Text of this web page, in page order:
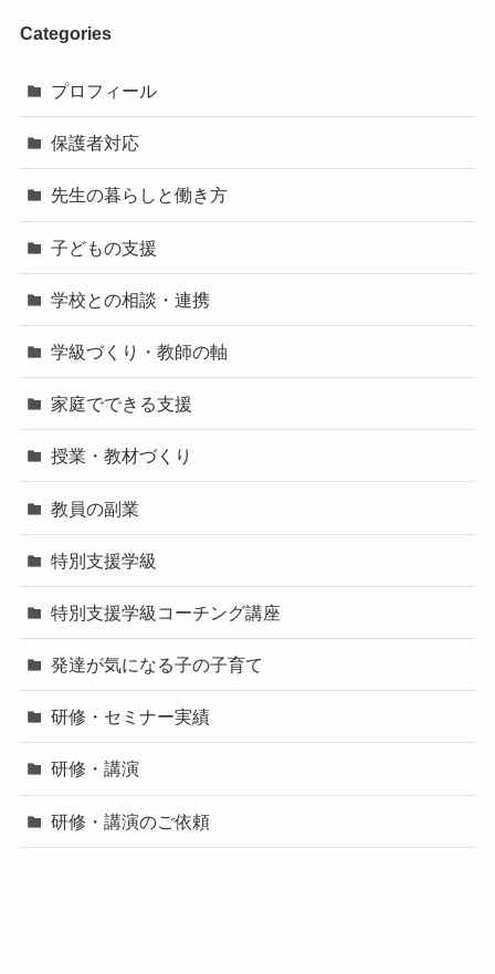
Categories
プロフィール
保護者対応
先生の暮らしと働き方
子どもの支援
学校との相談・連携
学級づくり・教師の軸
家庭でできる支援
授業・教材づくり
教員の副業
特別支援学級
特別支援学級コーチング講座
発達が気になる子の子育て
研修・セミナー実績
研修・講演
研修・講演のご依頼